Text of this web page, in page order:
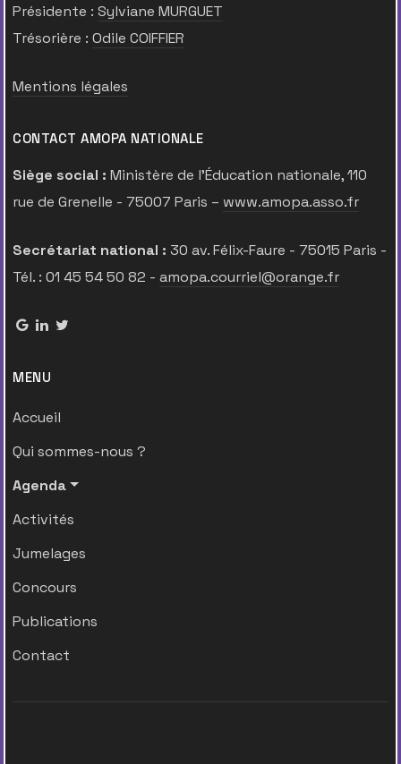
Présidente : Sylviane MURGUET
Trésorière : Odile COIFFIER
Mentions légales
CONTACT AMOPA NATIONALE
Siège social : Ministère de l’Éducation nationale, 110
rue de Grenelle - 75007 Paris – www.amopa.asso.fr
Secrétariat national : 30 av. Félix-Faure - 75015 Paris -
Tél. : 01 45 54 50 82 - amopa.courriel@orange.fr
MENU
Accueil
Qui sommes-nous ?
Agenda
Activités
Jumelages
Concours
Publications
Contact